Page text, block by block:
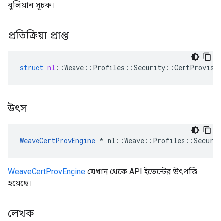
বুলিয়ান সূচক।
প্রতিক্রিয়া প্রাপ্ত
struct nl ::Weave :: Profiles ::Security ::
উৎস
WeaveCertProvEngine *
WeaveCertProvEngine যেখান থেকে API ইভেন্টের উৎপত্তি
হয়েছে।
লেখক